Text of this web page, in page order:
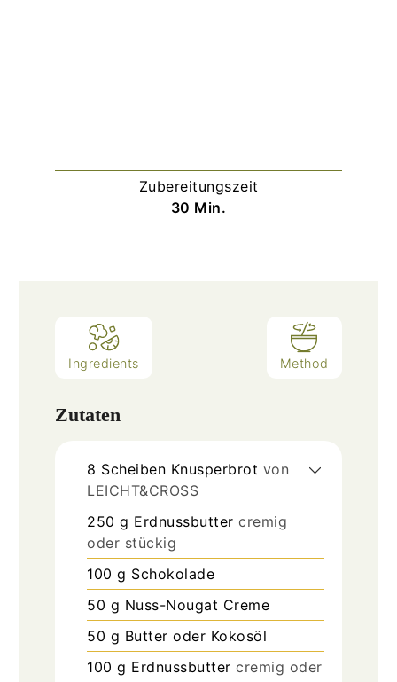
Zubereitungszeit
30 Minuten
Min.
Ingredients Method
Zutaten
8 Scheiben Knusperbrot von
LEICHT&CROSS
250 g Erdnussbutter cremig
oder stückig
100 g Schokolade
50 g Nuss-Nougat Creme
50 g Butter oder Kokosöl
100 g Erdnussbutter cremig oder